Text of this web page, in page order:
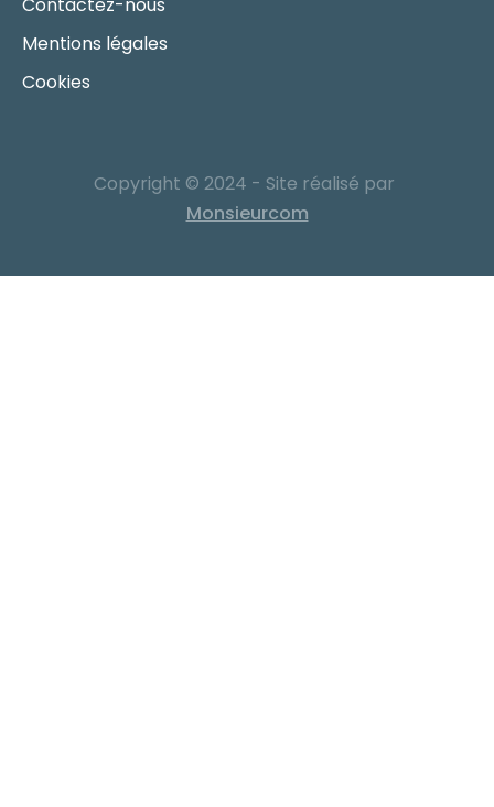
Mentions légales
Cookies
Copyright © 2024 - Site réalisé par
Monsieurcom